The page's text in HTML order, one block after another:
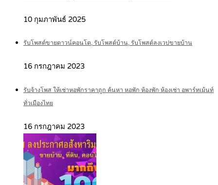
10 กุมภาพันธ์ 2025
รับโพสต์ขายดาวน์คอนโด, รับโพสต์บ้าน, รับโพสต์ลงเวปขายบ้าน
16 กรกฎาคม 2023
รับจ้างโพส ให้เช่าหอพักราคาถูก ค้นหา หอพัก ห้องพัก ห้องเช่า อพาร์ทเม้นท์
ทั่วเมืองไทย
16 กรกฎาคม 2023